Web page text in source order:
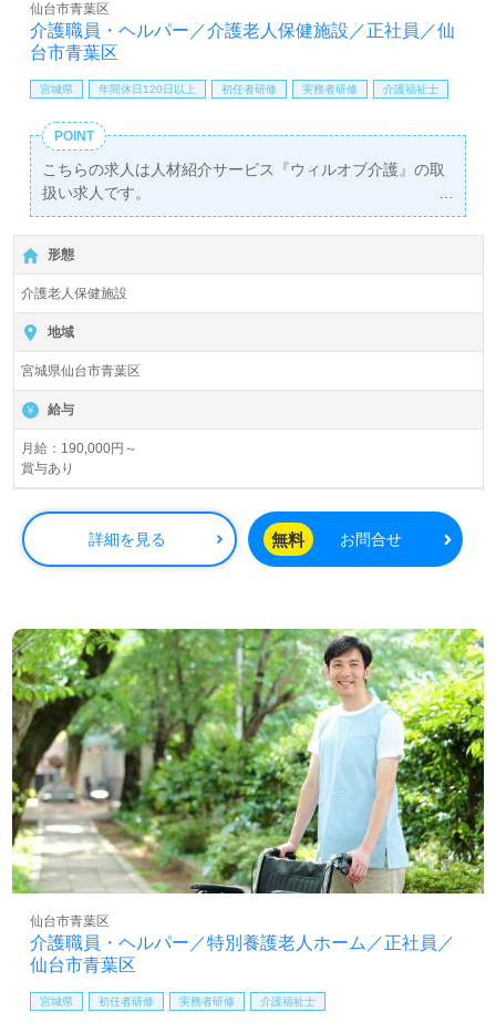
介護職員・ヘルパー／介護老人保健施設／正社員／仙
台市青葉区
仙台市青葉区
宮城県 年間休日120日以上 初任者研修 実務者研修 介護福祉士
POINT
こちらの求人は人材紹介サービス『ウィルオブ介護』の取
扱い求人です。
詳細に関してお気軽にご相談ください♪
【無料】で皆さんの転職活動をサポートいたします。
形態
介護老人保健施設
地域
宮城県仙台市青葉区
給与
月給：190,000円～
賞与あり
詳細を見る 無料 お問合せ
介護職員・ヘルパー／特別養護老人ホーム／正社員／
仙台市青葉区
仙台市青葉区
宮城県 初任者研修 実務者研修 介護福祉士